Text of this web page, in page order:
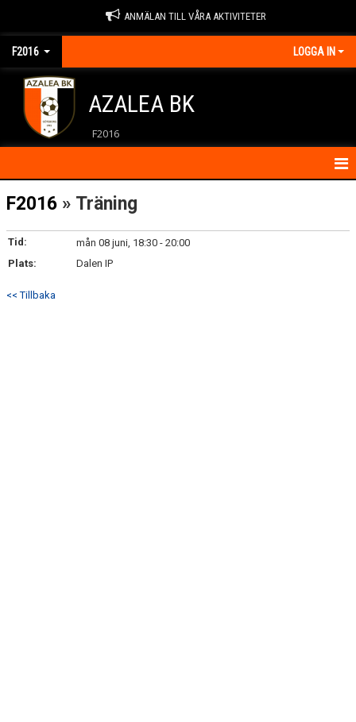
ANMÄLAN TILL VÅRA AKTIVITETER
F2016 LOGGA IN
AZALEA BK
F2016
HEM
KALENDER
KONTAKT
NYHETER
F2016 » Träning
Tid:
mån 08 juni, 18:30 - 20:00
Plats:
Dalen IP
<< Tillbaka